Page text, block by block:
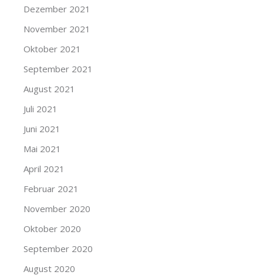
Dezember 2021
November 2021
Oktober 2021
September 2021
August 2021
Juli 2021
Juni 2021
Mai 2021
April 2021
Februar 2021
November 2020
Oktober 2020
September 2020
August 2020